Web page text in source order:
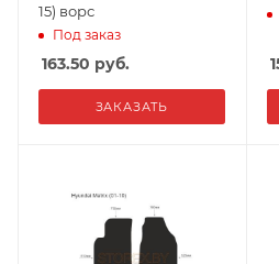
15) ворс
Под заказ
163.50 руб.
ЗАКАЗАТЬ